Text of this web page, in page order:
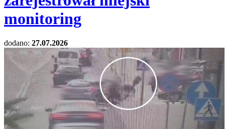
monitoring
dodano: 27.07.2026